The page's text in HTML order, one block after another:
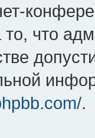
то, что
.